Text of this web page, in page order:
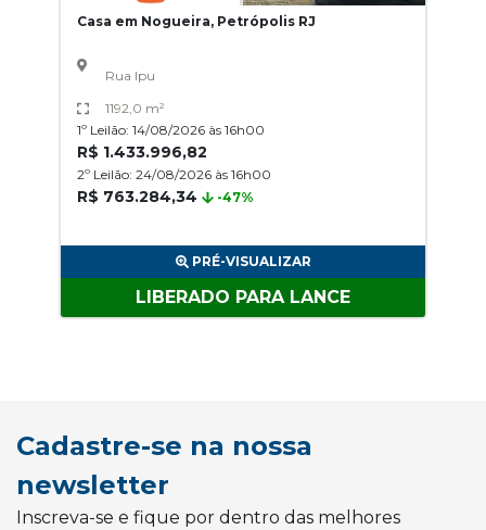
Casa em Nogueira, Petrópolis RJ
Rua Ipu
1192,0 m²
1º Leilão: 14/08/2026 às 16h00
R$ 1.433.996,82
2º Leilão: 24/08/2026 às 16h00
R$ 763.284,34 -47%
PRÉ-VISUALIZAR
LIBERADO PARA LANCE
Cadastre-se na nossa
newsletter
Inscreva-se e fique por dentro das melhores